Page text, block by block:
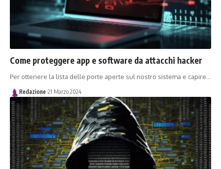
Come proteggere app e software da attacchi hacker
Per ottenere la lista delle porte aperte sul nostro sistema e capire…
Redazione 21 Marzo 2024